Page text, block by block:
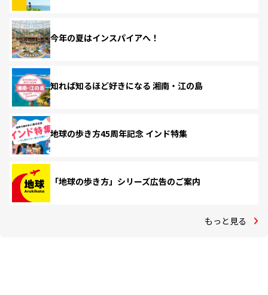
今年の夏はインスパイアへ！
知れば知るほど好きになる 湘南・江の島
地球の歩き方45周年記念 インド特集
「地球の歩き方」シリーズ広告のご案内
もっと見る